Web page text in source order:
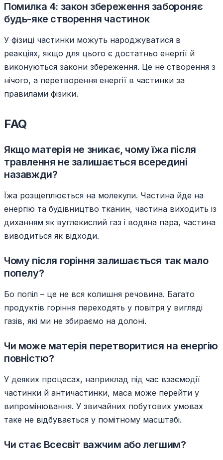
Помилка 4: закон збереження забороняє
будь-яке створення частинок
У фізиці частинки можуть народжуватися в
реакціях, якщо для цього є достатньо енергії й
виконуються закони збереження. Це не створення з
нічого, а перетворення енергії в частинки за
правилами фізики.
FAQ
Якщо матерія не зникає, чому їжа після
травлення не залишається всередині
назавжди?
Їжа розщеплюється на молекули. Частина йде на
енергію та будівництво тканин, частина виходить із
диханням як вуглекислий газ і водяна пара, частина
виводиться як відходи.
Чому після горіння залишається так мало
попелу?
Бо попіл – це не вся колишня речовина. Багато
продуктів горіння переходять у повітря у вигляді
газів, які ми не збираємо на долоні.
Чи може матерія перетворитися на енергію
повністю?
У деяких процесах, наприклад під час взаємодії
частинки й античастинки, маса може перейти у
випромінювання. У звичайних побутових умовах
таке не відбувається у помітному масштабі.
Чи стає Всесвіт важчим або легшим?